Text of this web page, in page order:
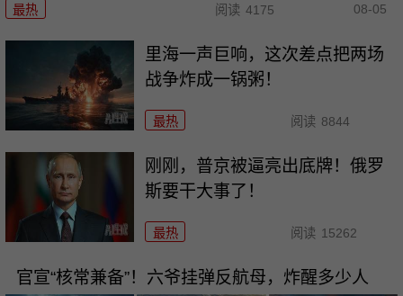
最热 阅读 4175 08-05
里海一声巨响，这次差点把两场
战争炸成一锅粥！
最热 阅读 8844
刚刚，普京被逼亮出底牌！俄罗
斯要干大事了！
最热 阅读 15262
官宣“核常兼备”！六爷挂弹反航母，炸醒多少人